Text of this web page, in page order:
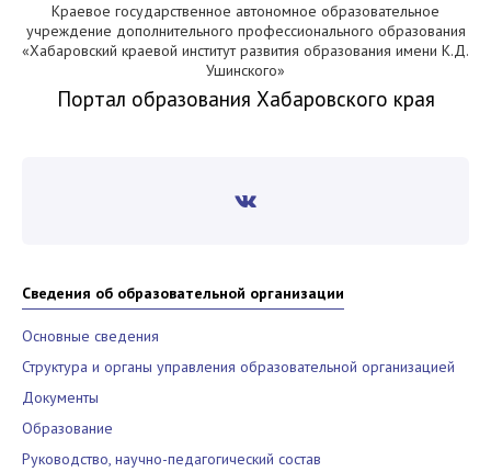
Краевое государственное автономное образовательное
учреждение дополнительного профессионального образования
«Хабаровский краевой институт развития образования имени К.Д.
Ушинского»
Портал образования Хабаровского края
Сведения об образовательной организации
Основные сведения
Структура и органы управления образовательной организацией
Документы
Образование
Руководство, научно-педагогический состав